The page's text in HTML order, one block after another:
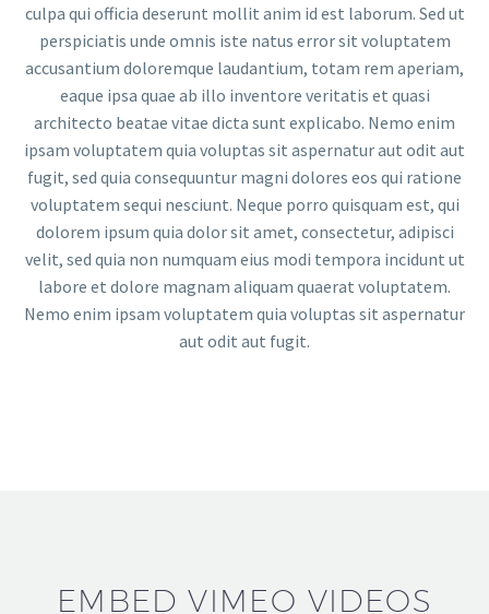
culpa qui officia deserunt mollit anim id est laborum. Sed ut
perspiciatis unde omnis iste natus error sit voluptatem
accusantium doloremque laudantium, totam rem aperiam,
eaque ipsa quae ab illo inventore veritatis et quasi
architecto beatae vitae dicta sunt explicabo. Nemo enim
ipsam voluptatem quia voluptas sit aspernatur aut odit aut
fugit, sed quia consequuntur magni dolores eos qui ratione
voluptatem sequi nesciunt. Neque porro quisquam est, qui
dolorem ipsum quia dolor sit amet, consectetur, adipisci
velit, sed quia non numquam eius modi tempora incidunt ut
labore et dolore magnam aliquam quaerat voluptatem.
Nemo enim ipsam voluptatem quia voluptas sit aspernatur
aut odit aut fugit.
EMBED VIMEO VIDEOS